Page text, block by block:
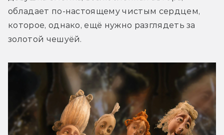
обладает по-настоящему чистым сердцем,
которое, однако, ещё нужно разглядеть за
золотой чешуёй.